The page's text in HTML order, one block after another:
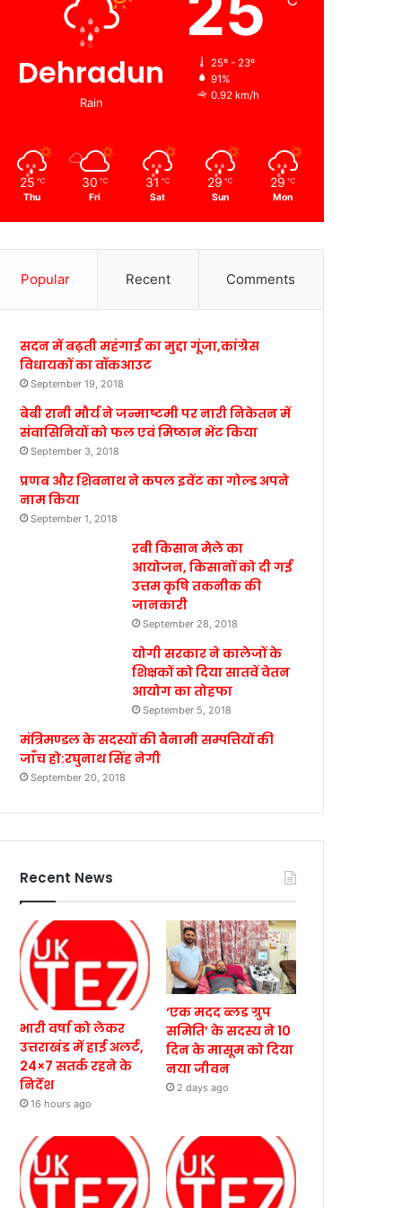
Dehradun
Rain
25º - 23º
91%
0.92 km/h
25 ℃
Thu
30 ℃
Fri
31 ℃
Sat
29 ℃
Sun
29 ℃
Mon
Popular Recent Comments
सदन में बढ़ती महंगाई का मुद्दा गूंजा,कांग्रेस
विधायकों का वॉकआउट
September 19, 2018
बेबी रानी मौर्य ने जन्माष्टमी पर नारी निकेतन में
संवासिनियों को फल एवं मिष्ठान भेंट किया
September 3, 2018
प्रणब और शिबनाथ ने कपल इवेंट का गोल्ड अपने
नाम किया
September 1, 2018
रबी किसान मेले का
आयोजन, किसानों को दी गई
उत्तम कृषि तकनीक की
जानकारी
September 28, 2018
योगी सरकार ने कालेजों के
शिक्षकों को दिया सातवें वेतन
आयोग का तोहफा
September 5, 2018
मंत्रिमण्डल के सदस्यों की बैनामी सम्पत्तियों की
जाँच हो:रघुनाथ सिंह नेगी
September 20, 2018
Recent News
भारी वर्षा को लेकर
उत्तराखंड में हाई अलर्ट,
24×7 सतर्क रहने के
निर्देश
16 hours ago
‘एक मदद ब्लड ग्रुप
समिति’ के सदस्य ने 10
दिन के मासूम को दिया
नया जीवन
2 days ago